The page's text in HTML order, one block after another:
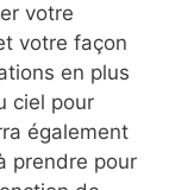
votre
votre façon
en plus
ciel pour
également
prendre pour